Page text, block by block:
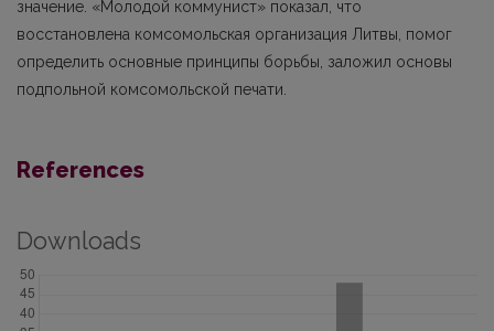
значение. «Молодой коммунист» показал, что
восстановлена комсомольская организация Литвы, помог
определить основные принципы борьбы, заложил основы
подпольной комсомольской печати.
References
Downloads